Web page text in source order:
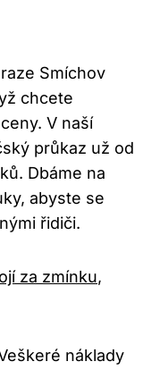
Smíchov
chcete
V naší
průkaz už od
Dbáme na
abyste se
řidiči.
za zmínku,
náklady